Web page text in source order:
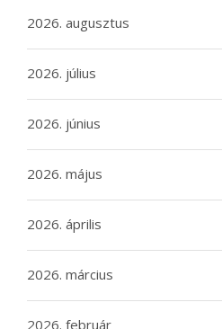
2026. augusztus
2026. július
2026. június
2026. május
2026. április
2026. március
2026. február